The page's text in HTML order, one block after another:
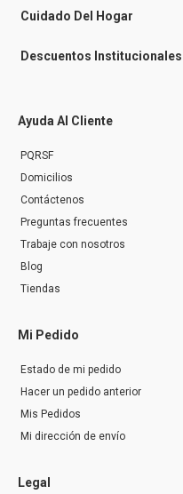
r
Cuidado Del Hogar
Descuentos Institucionales
Ayuda Al Cliente
PQRSF
Domicilios
Contáctenos
Preguntas frecuentes
Trabaje con nosotros
Blog
Tiendas
Mi Pedido
Estado de mi pedido
Hacer un pedido anterior
Mis Pedidos
Mi dirección de envío
Legal